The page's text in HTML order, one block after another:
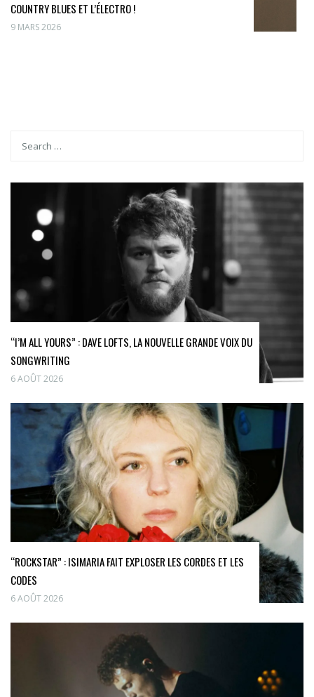
COUNTRY BLUES ET L’ÉLECTRO !
9 MARS 2026
“I’M ALL YOURS” : DAVE LOFTS, LA NOUVELLE GRANDE VOIX DU
SONGWRITING
6 AOÛT 2026
“ROCKSTAR” : ISIMARIA FAIT EXPLOSER LES CORDES ET LES
CODES
6 AOÛT 2026